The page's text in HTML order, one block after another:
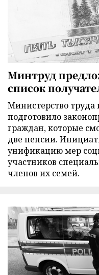
Минтруд
список
Министерство
подготовило
граждан, которые
две пенсии.
унификацию мер
участников
членов их семей.